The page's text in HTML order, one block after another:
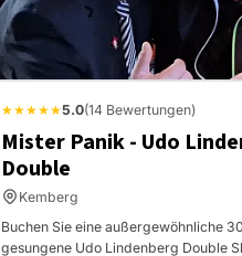
★★★★★5.0(14 Bewertungen)
Mister Panik - Udo
Double
Kemberg
Buchen Sie eine außergewöhnliche
gesungene Udo Lindenberg Double